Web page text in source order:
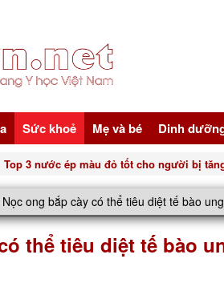
Sức khoẻ Mẹ và bé Dinh
ép màu đỏ tốt cho người bị tăng huyết
Nọc ong bắp cày có thể tiêu diệt tế bào
thể tiêu diệt tế bào